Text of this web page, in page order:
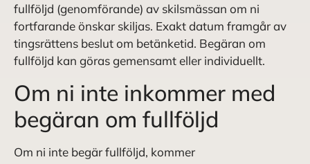
fullföljd (genomförande) av skilsmässan om ni
fortfarande önskar skiljas. Exakt datum framgår av
tingsrättens beslut om betänketid. Begäran om
fullföljd kan göras gemensamt eller individuellt.
Om ni inte inkommer med
begäran om fullföljd
Om ni inte begär fullföljd, kommer